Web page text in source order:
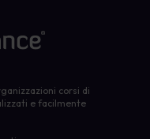
corsi di
e facilmente